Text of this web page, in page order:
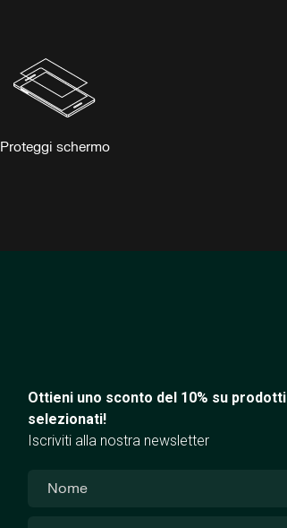
Proteggi schermo
Ottieni uno sconto del 10% su prodotti
selezionati!
Iscriviti alla nostra newsletter